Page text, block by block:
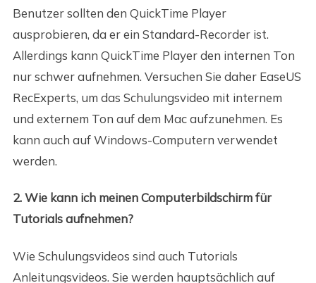
Benutzer sollten den QuickTime Player
ausprobieren, da er ein Standard-Recorder ist.
Allerdings kann QuickTime Player den internen Ton
nur schwer aufnehmen. Versuchen Sie daher EaseUS
RecExperts, um das Schulungsvideo mit internem
und externem Ton auf dem Mac aufzunehmen. Es
kann auch auf Windows-Computern verwendet
werden.
2. Wie kann ich meinen Computerbildschirm für
Tutorials aufnehmen?
Wie Schulungsvideos sind auch Tutorials
Anleitungsvideos. Sie werden hauptsächlich auf